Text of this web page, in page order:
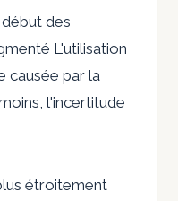
des
L'utilisation
causée par la
l'incertitude
étroitement